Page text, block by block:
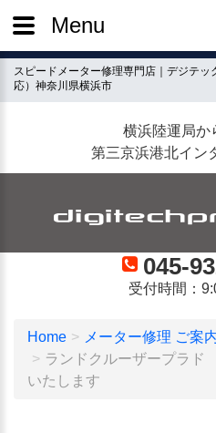
スピードメーター修理専門店｜デジテ
応）神奈川県横浜市
横浜陸運局か
第三京浜港北イン
045-
受付時間：
Home
メーター修理 ご案
ランドクルーザープラ
いたします
Menu